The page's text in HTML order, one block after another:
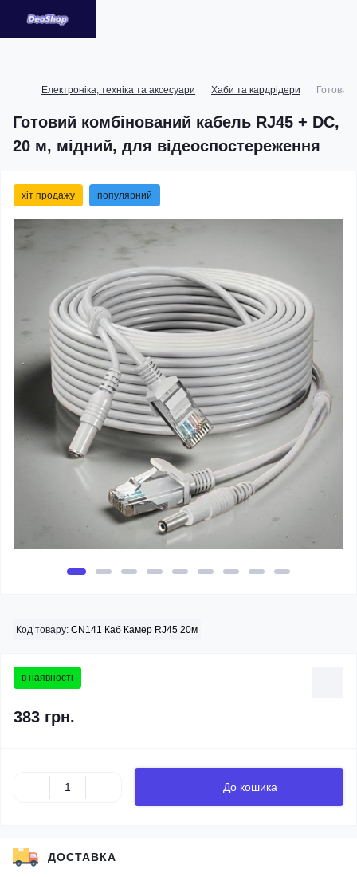
Електроніка, техніка та аксесуари Хаби та кардрідери Готовий
Готовий комбінований кабель RJ45 + DC,
20 м, мідний, для відеоспостереження
хіт продажу популярний
Код товару: CN141 Каб Камер RJ45 20м
в наявності
383 грн.
До кошика
ДОСТАВКА